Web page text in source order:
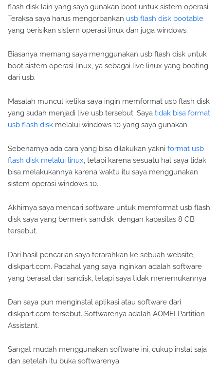
flash disk lain yang saya gunakan boot untuk sistem operasi.
Teraksa saya harus mengorbankan usb flash disk bootable
yang berisikan sistem operasi linux dan juga windows.
Biasanya memang saya menggunakan usb flash disk untuk
boot sistem operasi linux, ya sebagai live linux yang booting
dari usb.
Masalah muncul ketika saya ingin memformat usb flash disk
yang sudah menjadi live usb tersebut. Saya tidak bisa format
usb flash disk melalui windows 10 yang saya gunakan.
Sebenarnya ada cara yang bisa dilakukan yakni format usb
flash disk melalui linux, tetapi karena sesuatu hal saya tidak
bisa melakukannya karena waktu itu saya menggunakan
sistem operasi windows 10.
Akhirnya saya mencari software untuk memformat usb flash
disk saya yang bermerk sandisk dengan kapasitas 8 GB
tersebut.
Dari hasil pencarian saya terarahkan ke sebuah website,
diskpart.com. Padahal yang saya inginkan adalah software
yang berasal dari sandisk, tetapi saya tidak menemukannya.
Dan saya pun menginstal aplikasi atau software dari
diskpart.com tersebut. Softwarenya adalah AOMEI Partition
Assistant.
Sangat mudah menggunakan software ini, cukup instal saja
dan setelah itu buka softwarenya.